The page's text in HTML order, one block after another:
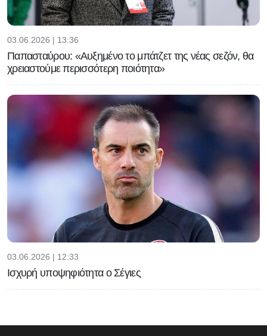
03.06.2026 | 13:36
Παπασταύρου: «Αυξημένο το μπάτζετ της νέας σεζόν, θα
χρειαστούμε περισσότερη ποιότητα»
03.06.2026 | 12:33
Ισχυρή υποψηφιότητα ο Σέγιες